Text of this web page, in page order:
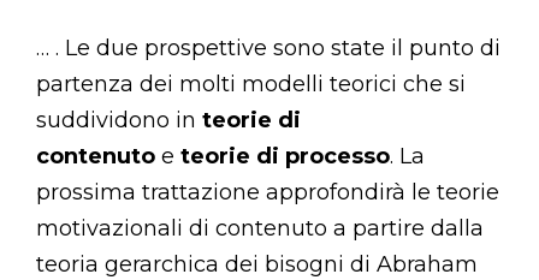
… . Le due prospettive sono state il punto di
partenza dei molti modelli teorici che si
suddividono in teorie di
contenuto e teorie di processo. La
prossima trattazione approfondirà le teorie
motivazionali di contenuto a partire dalla
teoria gerarchica dei bisogni di Abraham